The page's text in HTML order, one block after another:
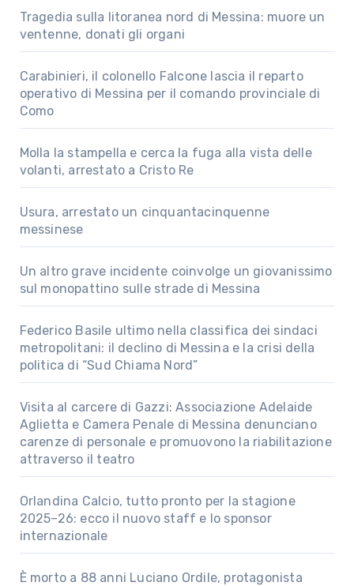
Tragedia sulla litoranea nord di Messina: muore un
ventenne, donati gli organi
Carabinieri, il colonello Falcone lascia il reparto
operativo di Messina per il comando provinciale di
Como
Molla la stampella e cerca la fuga alla vista delle
volanti, arrestato a Cristo Re
Usura, arrestato un cinquantacinquenne
messinese
Un altro grave incidente coinvolge un giovanissimo
sul monopattino sulle strade di Messina
Federico Basile ultimo nella classifica dei sindaci
metropolitani: il declino di Messina e la crisi della
politica di “Sud Chiama Nord”
Visita al carcere di Gazzi: Associazione Adelaide
Aglietta e Camera Penale di Messina denunciano
carenze di personale e promuovono la riabilitazione
attraverso il teatro
Orlandina Calcio, tutto pronto per la stagione
2025–26: ecco il nuovo staff e lo sponsor
internazionale
È morto a 88 anni Luciano Ordile, protagonista